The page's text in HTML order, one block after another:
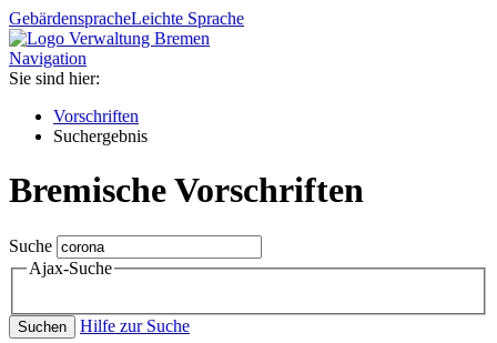
GebärdenspracheLeichte Sprache
Navigation
Sie sind hier:
Vorschriften
Suchergebnis
Bremische Vorschriften
Suche
Ajax-Suche
Suchen Hilfe zur Suche